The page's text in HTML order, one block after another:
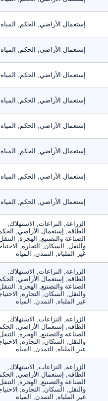
إستعمال الأراضي, الحكم, المياه
إستعمال الأراضي, الحكم, المياه
إستعمال الأراضي, الحكم, المياه
إستعمال الأراضي, الحكم, المياه
إستعمال الأراضي, الحكم, المياه
إستعمال الأراضي, الحكم, المياه
إستعمال الأراضي, الحكم, المياه
إستعمال الأراضي, الحكم, المياه
الزراعة, النزاعات, الاستهلاك,
الطاقه, إستعمال الأراضي,
الصناعة والتصنيع, الهجرة, التنقل
والنقل, السكان, التجاره,
غير الملباه, التمدن, المياه
الزراعة, النزاعات, الاستهلاك,
الطاقه, إستعمال الأراضي,
الصناعة والتصنيع, الهجرة, التنقل
والنقل, السكان, التجاره,
غير الملباه, التمدن, المياه
الزراعة, النزاعات, الاستهلاك,
الطاقه, إستعمال الأراضي,
الصناعة والتصنيع, الهجرة, التنقل
والنقل, السكان, التجاره,
غير الملباه, التمدن, المياه
الزراعة, النزاعات, الاستهلاك,
الطاقه, إستعمال الأراضي,
الصناعة والتصنيع, الهجرة, التنقل
والنقل, السكان, التجاره,
غير الملباه, التمدن, المياه